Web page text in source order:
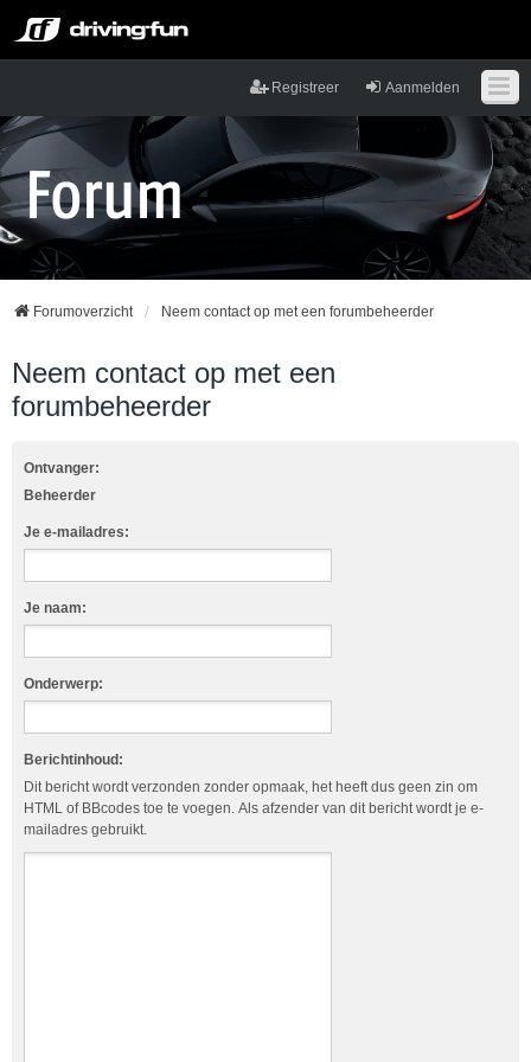
Aanmelden
Registreer
Forumoverzicht Neem contact op met een forumbeheerder
Neem contact op met een
forumbeheerder
Ontvanger:
Beheerder
Je e-mailadres:
Je naam:
Onderwerp:
Berichtinhoud:
Dit bericht wordt verzonden zonder opmaak, het heeft dus geen zin om
HTML of BBcodes toe te voegen. Als afzender van dit bericht wordt je e-
mailadres gebruikt.